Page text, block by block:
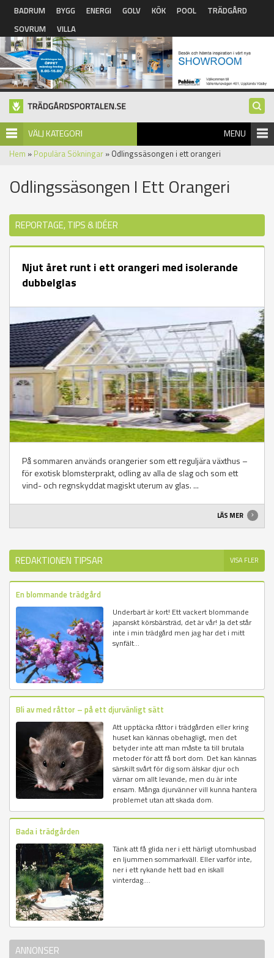
Hoppa till huvudinnehåll
BADRUM BYGG ENERGI GOLV KÖK POOL
TRÄDGÅRD
SOVRUM
VILLA
VÄLJ KATEGORI MENU
Hem » Populära Sökningar » Odlingssäsongen i ett orangeri
Odlingssäsongen I Ett Orangeri
REPORTAGE, TIPS & IDÉER
Njut året runt i ett orangeri med isolerande
dubbelglas
På sommaren används orangerier som ett reguljära växthus –
för exotisk blomsterprakt, odling av alla de slag och som ett
vind- och regnskyddat magiskt uterum av glas. ...
LÄS MER
REDAKTIONEN TIPSAR VISA FLER
En blommande trädgård
Underbart är kort! Ett vackert blommande
japanskt körsbärsträd, det är vår! Ja det står
inte i min trädgård men jag har det i mitt
synfält...
Bli av med råttor – på ett djurvänligt sätt
Att upptäcka råttor i trädgården eller kring
huset kan kännas obehagligt, men det
betyder inte att man måste ta till brutala
metoder för att få bort dom. Det kan kännas
särskilt svårt för dig som älskar djur och
värnar om allt levande, men du är inte
ensam. Många djurvänner vill kunna hantera
problemet utan att skada dom.
Bada i trädgården
Tänk att få glida ner i ett härligt utomhusbad
en ljummen sommarkväll. Eller varför inte,
ner i ett rykande hett bad en iskall
vinterdag....
ANNONSER